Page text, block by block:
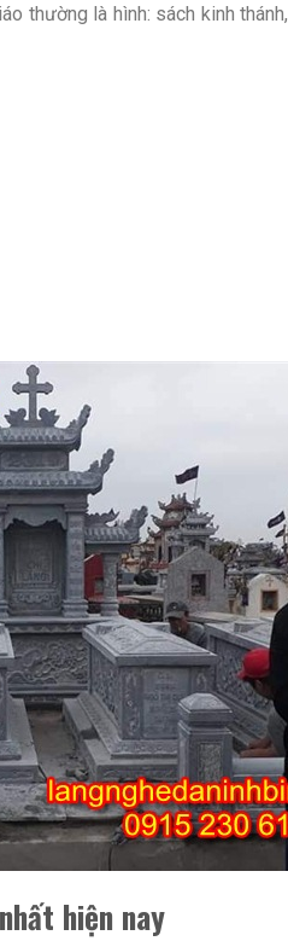
thường là hình: sách kinh
hiện nay